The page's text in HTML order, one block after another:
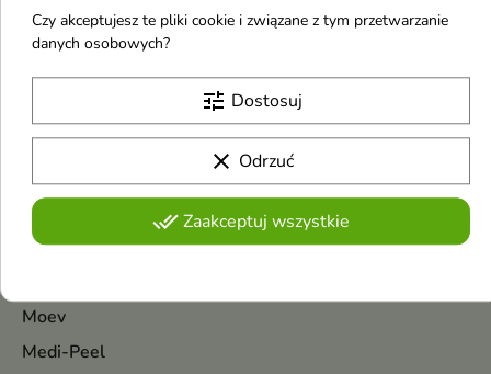
M
Ministry of Gourmand
Mediderm
Mixsoon
Moev
Medi-Peel
Pokazano 1-7 z 7 pozycji
Czy akceptujesz te pliki cookie i związane z tym przetwarzanie
danych osobowych?
tune Dostosuj
clear Odrzuć
done_allZaakceptuj wszystkie